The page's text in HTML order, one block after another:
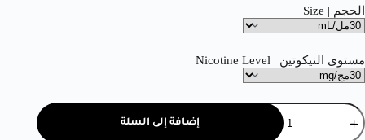
الحجم | Size
مستوى النيكوتين | Nicotine Level
إضافة إلى السلة